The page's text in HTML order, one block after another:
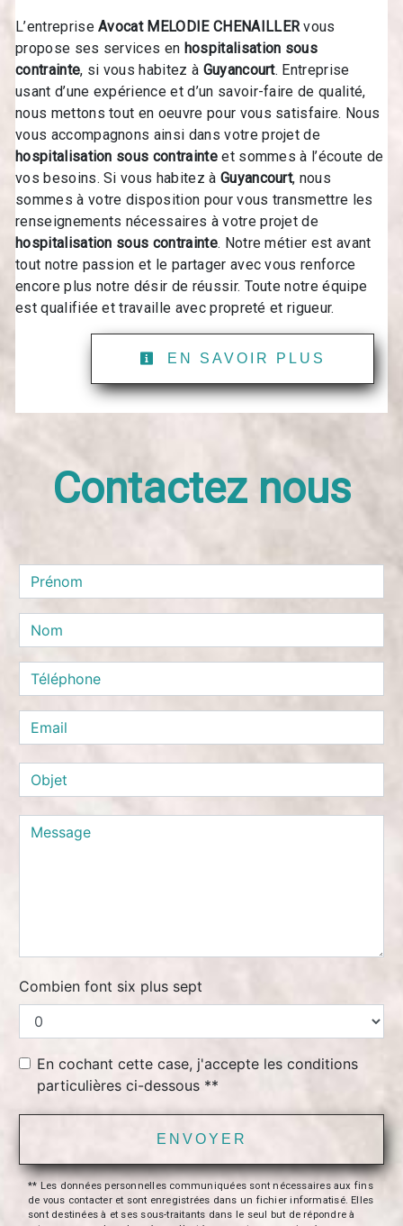
L’entrepriseAvocat MELODIE CHENAILLERvous
propose ses services en hospitalisation sous
contrainte, si vous habitez à Guyancourt. Entreprise
usant d’une expérience et d’un savoir-faire de qualité,
nous mettons tout en oeuvre pour vous satisfaire. Nous
vous accompagnons ainsi dans votre projet de
hospitalisation sous contrainteet sommes à l’écoute de
vos besoins. Si vous habitez à Guyancourt, nous
sommes à votre disposition pour vous transmettre les
renseignements nécessaires à votre projet de
hospitalisation sous contrainte. Notre métier est avant
tout notre passion et le partager avec vous renforce
encore plus notre désir de réussir. Toute notre équipe
est qualifiée et travaille avec propreté et rigueur.
EN SAVOIR PLUS
Contactez nous
Combien font six plus sept
En cochant cette case, j'accepte les conditions
particulières ci-dessous **
ENVOYER
** Les données personnelles communiquées sont nécessaires aux fins
de vous contacter et sont enregistrées dans un fichier informatisé. Elles
sont destinées à et ses sous-traitants dans le seul but de répondre à